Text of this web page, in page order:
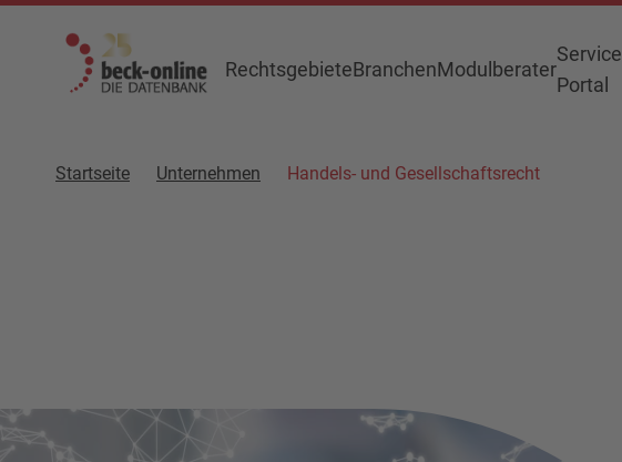
RechtsgebieteBranchenModulberater
Service
Portal
Startseite Unternehmen Handels- und Gesellschaftsrecht